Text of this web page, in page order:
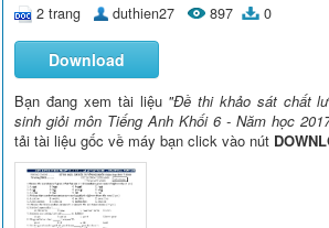
2 trang duthien27 897 0
Download
Bạn đang xem tài liệu "Đề thi khảo sát chất
sinh giỏi môn Tiếng Anh Khối 6 - Năm học
tải tài liệu gốc về máy bạn click vào nút